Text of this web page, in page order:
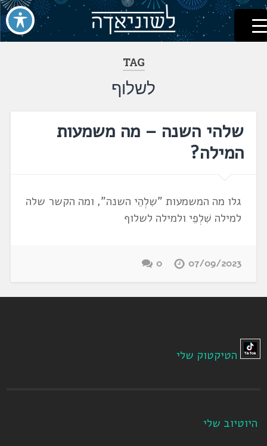
דלג
לתוכן
לשוניאדה
עברית. לשון. שפה
TAG
לשלוף
שלהי השנה – מה משמעות
המילה?
גלו מה המשמעות "שִלְהֵי השנה", ומה הקשר שלה
למילה שִׁלְפֵי ולמילה לשלוף
07/09/2023
0
הטיקטוק שלי
היוטיוב שלי